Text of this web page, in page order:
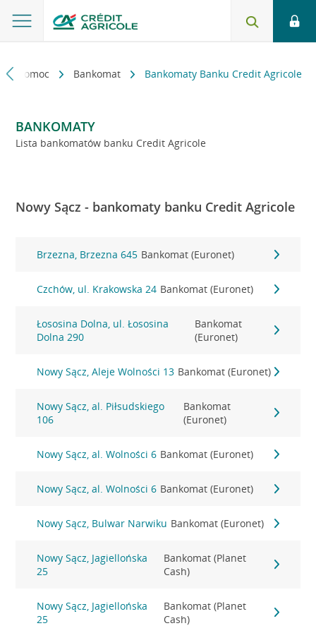
i pomoc Bankomat Bankomaty Banku Credit Agricole
BANKOMATY
Lista bankomatów banku Credit Agricole
Nowy Sącz - bankomaty banku Credit Agricole
Brzezna, Brzezna 645 Bankomat (Euronet)
Czchów, ul. Krakowska 24 Bankomat (Euronet)
Łososina Dolna, ul. Łososina
Dolna 290
Bankomat
(Euronet)
Nowy Sącz, Aleje Wolności 13 Bankomat (Euronet)
Nowy Sącz, al. Piłsudskiego
106
Bankomat
(Euronet)
Nowy Sącz, al. Wolności 6 Bankomat (Euronet)
Nowy Sącz, al. Wolności 6 Bankomat (Euronet)
Nowy Sącz, Bulwar Narwiku Bankomat (Euronet)
Nowy Sącz, Jagiellońska
25
Bankomat (Planet
Cash)
Nowy Sącz, Jagiellońska
25
Bankomat (Planet
Cash)